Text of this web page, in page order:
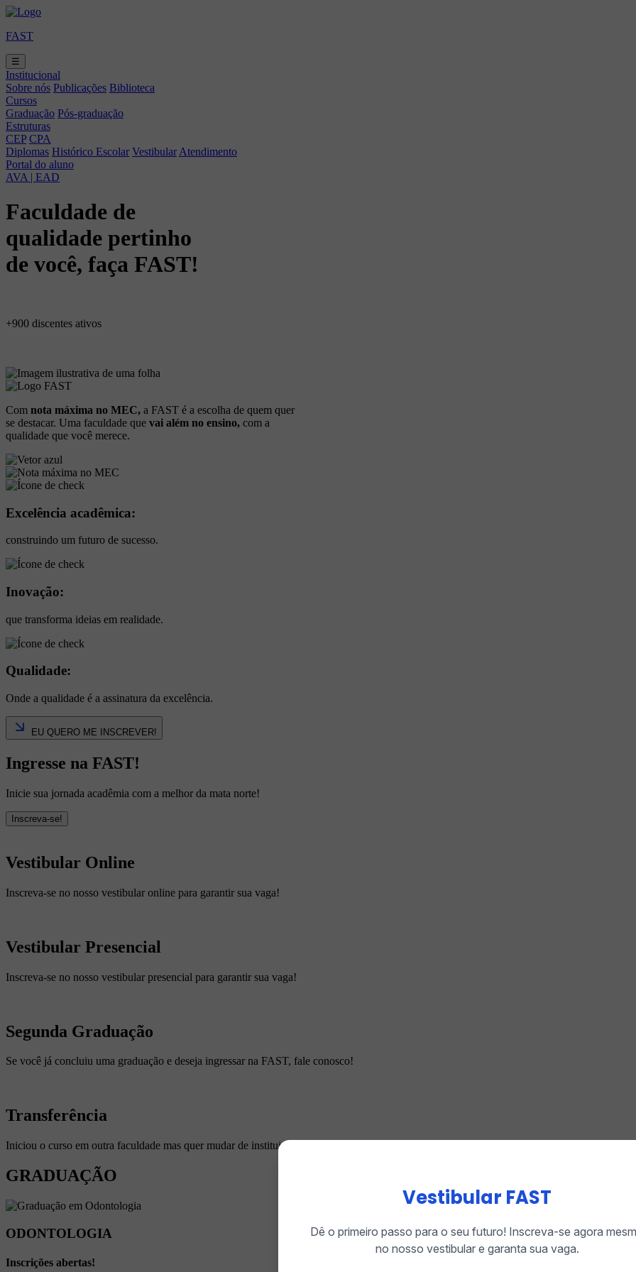
FAST
☰
Institucional
Sobre nós Publicações Biblioteca
Cursos
Graduação Pós-graduação
Estruturas
CEP CPA
Diplomas Histórico Escolar Vestibular Atendimento
Portal do aluno
AVA | EAD
Faculdade de
qualidade pertinho
de você, faça FAST!
+900 discentes ativos
Com nota máxima no MEC, a FAST é a escolha de quem quer
se destacar. Uma faculdade que vai além no ensino, com a
qualidade que você merece.
Excelência acadêmica:
construindo um futuro de sucesso.
Inovação:
que transforma ideias em realidade.
Qualidade:
Onde a qualidade é a assinatura da excelência.
EU QUERO ME INSCREVER!
Ingresse na FAST!
Inicie sua jornada acadêmia com a melhor da mata norte!
Inscreva-se!
Vestibular Online
Inscreva-se no nosso vestibular online para garantir sua vaga!
Vestibular Presencial
Inscreva-se no nosso vestibular presencial para garantir sua vaga!
Segunda Graduação
Se você já concluiu uma graduação e deseja ingressar na FAST, fale conosco!
Transferência
Iniciou o curso em outra faculdade mas quer mudar de instituição ? Fale conosco!
GRADUAÇÃO
ODONTOLOGIA
Inscrições abertas!
Vestibular FAST
Dê o primeiro passo para o seu futuro! Inscreva-se agora
no nosso vestibular e garanta sua vaga.